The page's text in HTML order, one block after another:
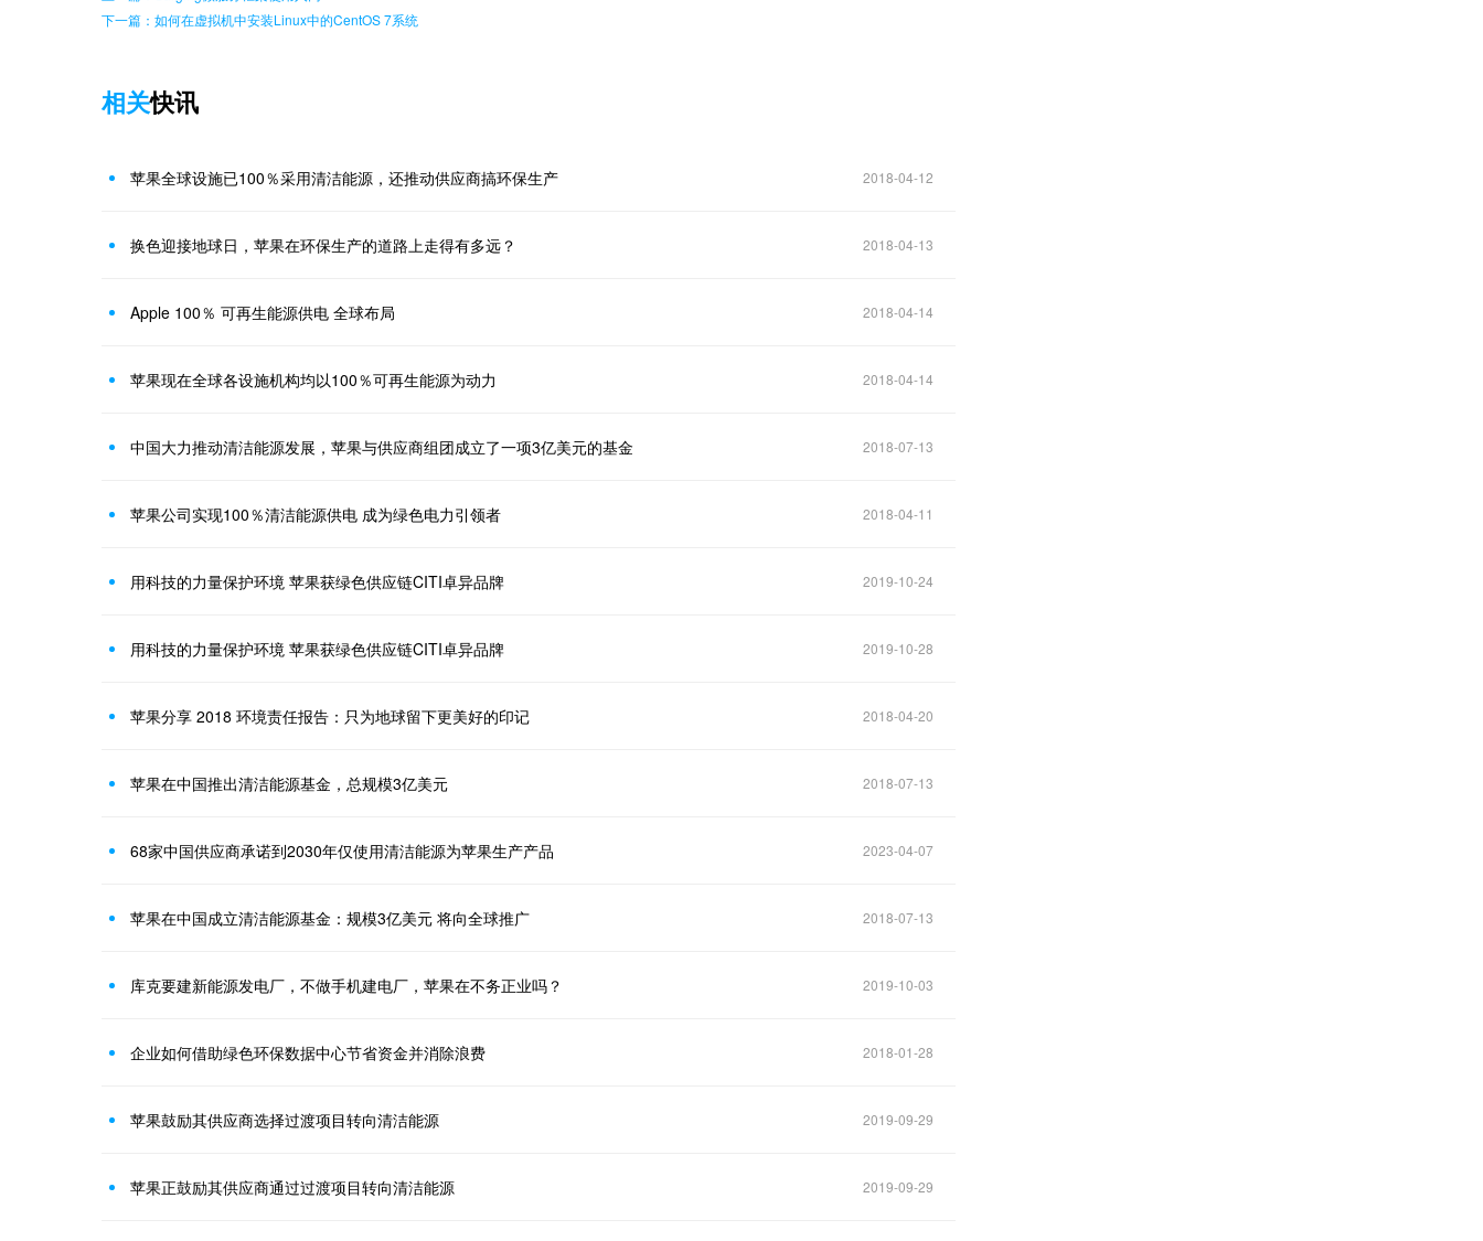
下一篇：如何在虚拟机中安装Linux中的CentOS 7系统
相关快讯
苹果全球设施已100％采用清洁能源，还推动供应商搞环保生产 2018-04-12
换色迎接地球日，苹果在环保生产的道路上走得有多远？ 2018-04-13
Apple 100％ 可再生能源供电 全球布局 2018-04-14
苹果现在全球各设施机构均以100％可再生能源为动力 2018-04-14
中国大力推动清洁能源发展，苹果与供应商组团成立了一项3亿美元的基金 2018-07-13
苹果公司实现100％清洁能源供电 成为绿色电力引领者 2018-04-11
用科技的力量保护环境 苹果获绿色供应链CITI卓异品牌 2019-10-24
用科技的力量保护环境 苹果获绿色供应链CITI卓异品牌 2019-10-28
苹果分享 2018 环境责任报告：只为地球留下更美好的印记 2018-04-20
苹果在中国推出清洁能源基金，总规模3亿美元 2018-07-13
68家中国供应商承诺到2030年仅使用清洁能源为苹果生产产品 2023-04-07
苹果在中国成立清洁能源基金：规模3亿美元 将向全球推广 2018-07-13
库克要建新能源发电厂，不做手机建电厂，苹果在不务正业吗？ 2019-10-03
企业如何借助绿色环保数据中心节省资金并消除浪费 2018-01-28
苹果鼓励其供应商选择过渡项目转向清洁能源 2019-09-29
苹果正鼓励其供应商通过过渡项目转向清洁能源 2019-09-29